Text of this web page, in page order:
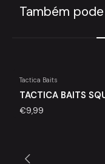
Também
Tactica Baits
TACTICA BAITS
€9,99